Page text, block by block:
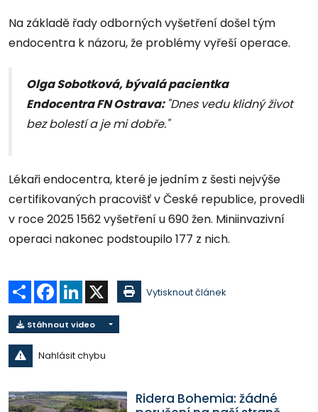
Na základě řady odborných vyšetření došel tým
endocentra k názoru, že problémy vyřeší operace.
Olga Sobotková, bývalá pacientka
Endocentra FN Ostrava: "Dnes vedu klidný život
bez bolestí a je mi dobře."
Lékaři endocentra, které je jedním z šesti nejvýše
certifikovaných pracovišť v České republice, provedli
v roce 2025 1562 vyšetření u 690 žen. Miniinvazivní
operaci nakonec podstoupilo 177 z nich.
Sdílet Facebook
LinkedIn Vytisknout článek
Stáhnout video
Nahlásit chybu
Ridera Bohemia: žádné